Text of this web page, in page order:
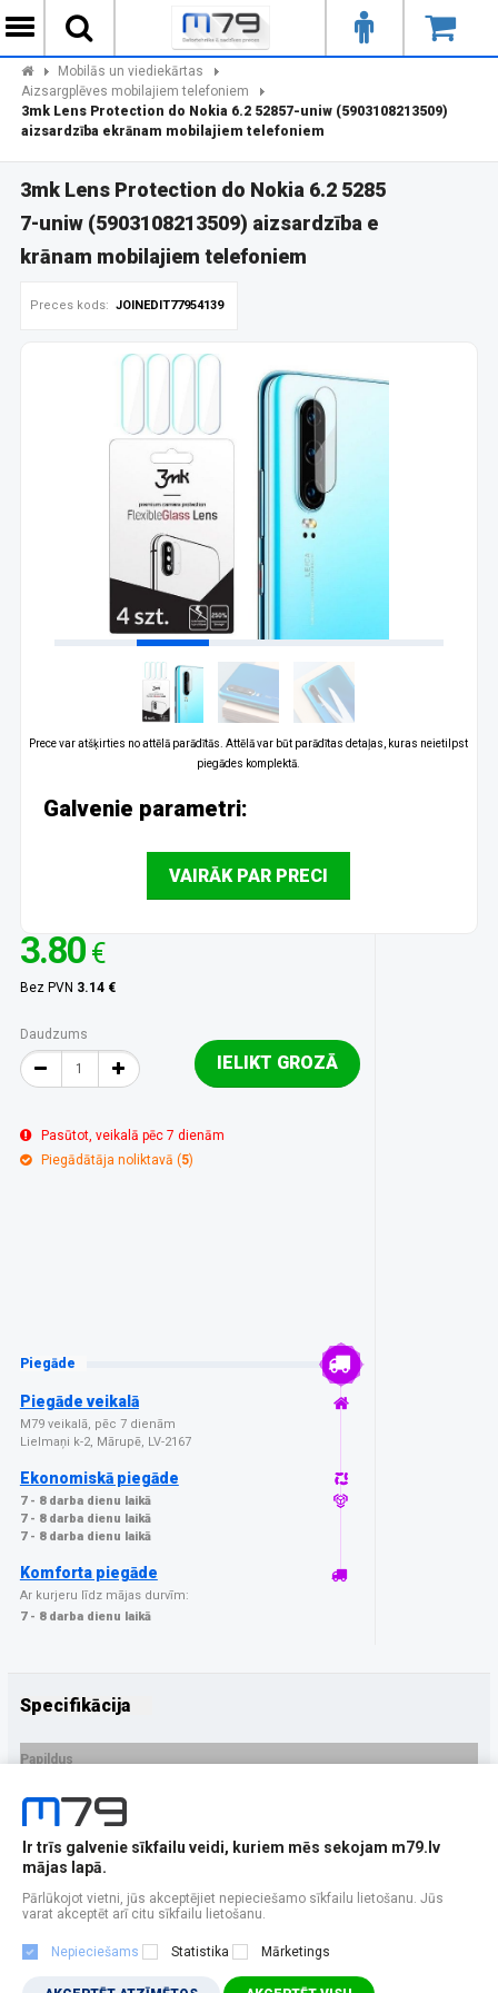
Mobilās un viediekārtas
Aizsargplēves mobilajiem telefoniem
3mk Lens Protection do Nokia 6.2 52857-uniw (5903108213509)
aizsardzība ekrānam mobilajiem telefoniem
3mk Lens Protection do Nokia 6.2 5285
7-uniw (5903108213509) aizsardzība e
krānam mobilajiem telefoniem
Preces kods: JOINEDIT77954139
Prece var atšķirties no attēlā parādītās. Attēlā var būt parādītas detaļas, kuras neietilpst
piegādes komplektā.
Galvenie parametri:
VAIRĀK PAR PRECI
3.80 €
Bez PVN 3.14 €
Daudzums
IELIKT GROZĀ
Pasūtot, veikalā pēc 7 dienām
Piegādātāja noliktavā (5)
Piegāde
Piegāde veikalā
M79 veikalā, pēc 7 dienām
Lielmaņi k-2, Mārupē, LV-2167
Ekonomiskā piegāde
7 - 8 darba dienu laikā
7 - 8 darba dienu laikā
7 - 8 darba dienu laikā
Komforta piegāde
Ar kurjeru līdz mājas durvīm:
7 - 8 darba dienu laikā
Specifikācija
Papildus
Ražotājs
PRECES APRAKSTS
EAN - 5903108213509
Ir trīs galvenie sīkfailu veidi, kuriem mēs sekojam m79.lv
mājas lapā.
Pārlūkojot vietni, jūs akceptējiet nepieciešamo sīkfailu lietošanu. Jūs
varat akceptēt arī citu sīkfailu lietošanu.
Nepieciešams Statistika Mārketings